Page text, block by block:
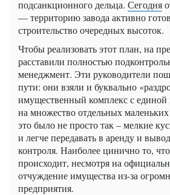
подсанкционного дельца. Сегодня
— территорию завода активно
строительство очередных высоток.
Чтобы реализовать этот план, на
расставили полностью
менеджмент. Эти руководители
пути: они взяли и буквально
имущественный комплекс с единой
на множество отдельных
это было не просто так – мелкие
и легче передавать в аренду и
контроля. Наиболее цинично то,
происходит, несмотря на
отчуждение имущества из-за
предприятия.